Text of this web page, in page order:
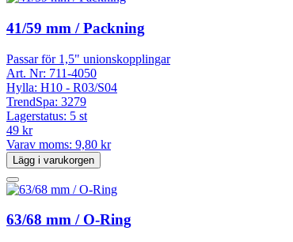
41/59 mm / Packning
Passar för 1,5" unionskopplingar
Art. Nr: 711-4050
Hylla: H10 - R03/S04
TrendSpa: 3279
Lagerstatus: 5 st
49 kr
Varav moms: 9,80 kr
Lägg i varukorgen
63/68 mm / O-Ring